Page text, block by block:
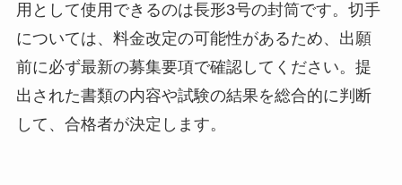
用として使用できるのは長形3号の封筒です。切手
については、料金改定の可能性があるため、出願
前に必ず最新の募集要項で確認してください。提
出された書類の内容や試験の結果を総合的に判断
して、合格者が決定します。